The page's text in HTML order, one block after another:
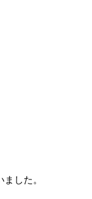
した。